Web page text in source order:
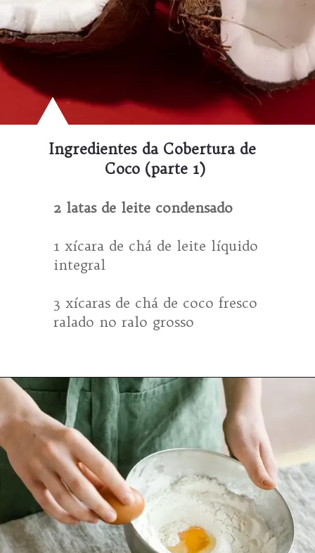
Ingredientes da Cobertura de
Coco (parte 1)
2 latas de leite condensado
1 xícara de chá de leite líquido
integral
3 xícaras de chá de coco fresco
ralado no ralo grosso